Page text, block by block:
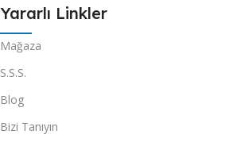
Yararlı Linkler
Mağaza
S.S.S.
Blog
Bizi Tanıyın